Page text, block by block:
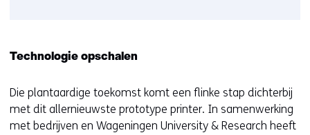
Technologie opschalen
Die plantaardige toekomst komt een flinke stap dichterbij
met dit allernieuwste prototype printer. In samenwerking
met bedrijven en Wageningen University & Research heeft